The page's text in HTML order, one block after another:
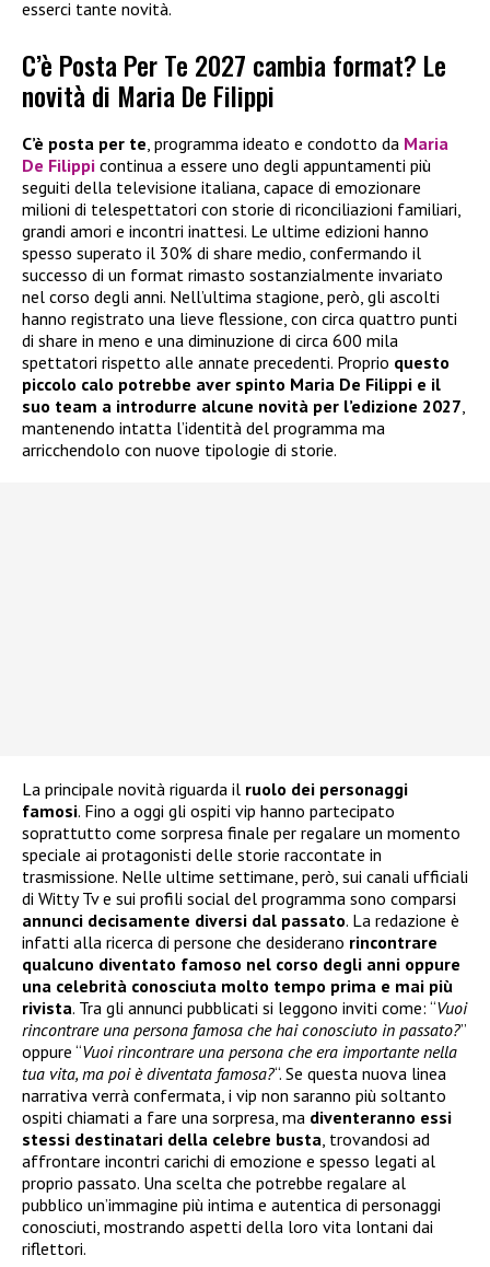
esserci tante novità.
C’è Posta Per Te 2027 cambia format? Le
novità di Maria De Filippi
C’è posta per te , programma ideato e condotto da Maria
De Filippi continua a essere uno degli appuntamenti più
seguiti della televisione italiana, capace di emozionare
milioni di telespettatori con storie di riconciliazioni familiari,
grandi amori e incontri inattesi. Le ultime edizioni hanno
spesso superato il 30% di share medio, confermando il
successo di un format rimasto sostanzialmente invariato
nel corso degli anni. Nell’ultima stagione, però, gli ascolti
hanno registrato una lieve flessione, con circa quattro punti
di share in meno e una diminuzione di circa 600 mila
spettatori rispetto alle annate precedenti. Proprio questo
piccolo calo potrebbe aver spinto Maria De Filippi e il
suo team a introdurre alcune novità per l’edizione 2027
mantenendo intatta l’identità del programma ma
arricchendolo con nuove tipologie di storie.
La principale novità riguarda il ruolo dei personaggi
famosi. Fino a oggi gli ospiti vip hanno partecipato
soprattutto come sorpresa finale per regalare un momento
speciale ai protagonisti delle storie raccontate in
trasmissione. Nelle ultime settimane, però, sui canali ufficiali
di Witty Tv e sui profili social del programma sono comparsi
annunci decisamente diversi dal passato. La redazione è
infatti alla ricerca di persone che desiderano rincontrare
qualcuno diventato famoso nel corso degli anni oppure
una celebrità conosciuta molto tempo prima e mai più
rivista. Tra gli annunci pubblicati si leggono inviti come: “Vuoi
rincontrare una persona famosa che hai conosciuto in passato?”
oppure “Vuoi rincontrare una persona che era importante nella
tua vita, ma poi è diventata famosa?“. Se questa nuova linea
narrativa verrà confermata, i vip non saranno più soltanto
ospiti chiamati a fare una sorpresa, ma diventeranno essi
stessi destinatari della celebre busta , trovandosi ad
affrontare incontri carichi di emozione e spesso legati al
proprio passato. Una scelta che potrebbe regalare al
pubblico un’immagine più intima e autentica di personaggi
conosciuti, mostrando aspetti della loro vita lontani dai
riflettori.